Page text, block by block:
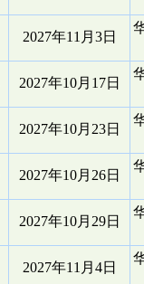
2027年11月3日
2027年10月17日
2027年10月23日
2027年10月26日
2027年10月29日
2027年11月4日